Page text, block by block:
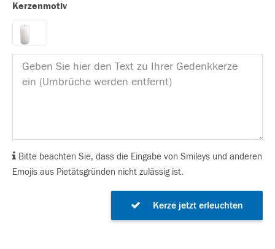
Kerzenmotiv
Bitte beachten Sie, dass die Eingabe von Smileys und anderen
Emojis aus Pietätsgründen nicht zulässig ist.
Kerze jetzt erleuchten